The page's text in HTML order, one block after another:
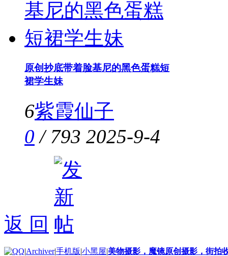
原创抄底带着脸基尼的黑色蛋糕短
裙学生妹
6紫霞仙子
0 / 793 2025-9-4
返 回
|Archiver|手机版|小黑屋|美物摄影，魔镜原创摄影，街拍